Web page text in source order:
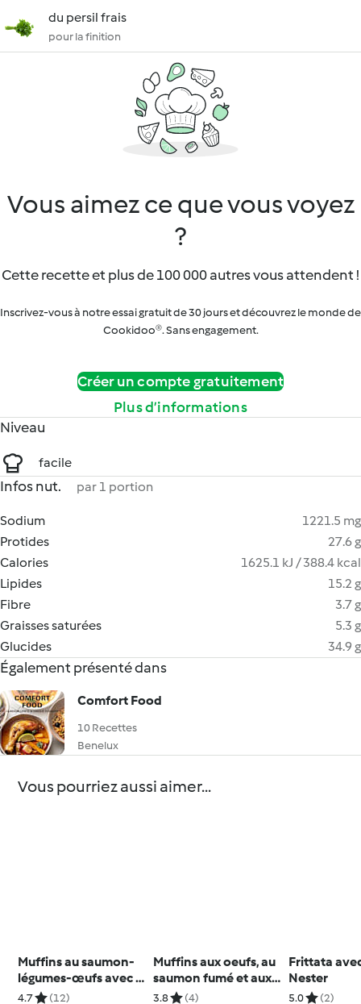
du persil frais
pour la finition
Vous aimez ce que vous voyez
?
Cette recette et plus de 100 000 autres vous attendent !
Inscrivez-vous à notre essai gratuit de 30 jours et découvrez le monde de
Cookidoo®. Sans engagement.
Créer un compte gratuitement
Plus d’informations
Niveau
facile
Infos nut. par 1 portion
Sodium
1221.5 mg
Protides
27.6 g
Calories
1625.1 kJ / 388.4 kcal
Lipides
15.2 g
Fibre
3.7 g
Graisses saturées
5.3 g
Glucides
34.9 g
Également présenté dans
Comfort Food
10 Recettes
Benelux
Vous pourriez aussi aimer...
Muffins au saumon-
légumes-œufs avec le
Nester
4.7 (12)
Muffins aux oeufs, au
saumon fumé et aux
légumes
3.8 (4)
Frittata
Nester
5.0 (2)